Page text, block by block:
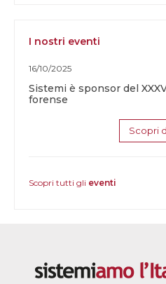
I nostri eventi
16/10/2025
Sistemi è sponsor del
forense
Scopri
Scopri tutti gli eventi